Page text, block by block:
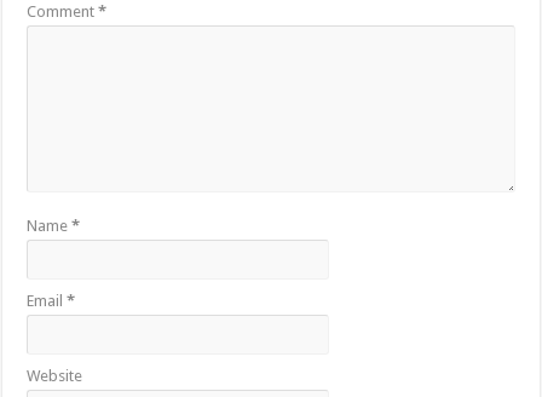
Comment*
Name*
Email*
Website